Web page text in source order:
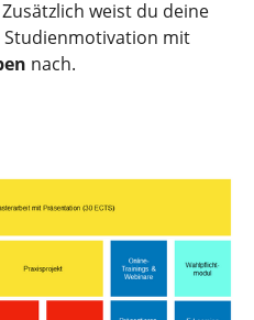
weist du deine
mit
nach.